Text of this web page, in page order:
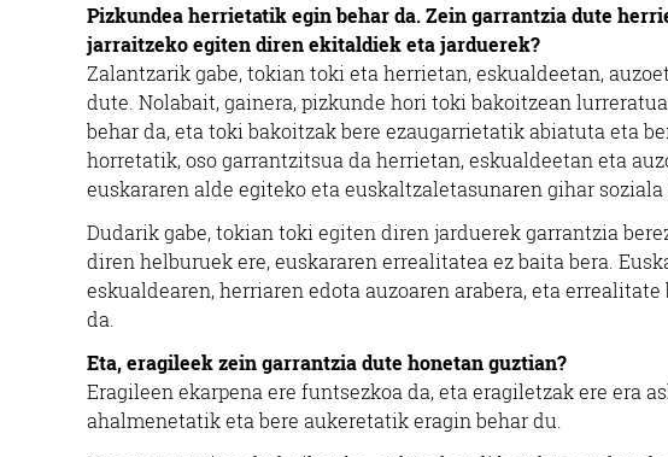
Pizkundea herrietatik egin behar da. Zein garrantzia dute
jarraitzeko egiten diren ekitaldiek eta jarduerek?
Zalantzarik gabe, tokian toki eta herrietan, eskualdeetan,
dute. Nolabait, gainera, pizkunde hori toki bakoitzean
behar da, eta toki bakoitzak bere ezaugarrietatik abiatuta eta
horretatik, oso garrantzitsua da herrietan, eskualdeetan eta
euskararen alde egiteko eta euskaltzaletasunaren gihar soziala
Dudarik gabe, tokian toki egiten diren jarduerek garrantzia
diren helburuek ere, euskararen errealitatea ez baita bera.
eskualdearen, herriaren edota auzoaren arabera, eta
da.
Eta, eragileek zein garrantzia dute honetan guztian?
Eragileen ekarpena ere funtsezkoa da, eta eragiletzak ere era
ahalmenetatik eta bere aukeretatik eragin behar du.
Argazkilaritza
BLACK IRUDI FAKTORIA
Errenteria-Orereta